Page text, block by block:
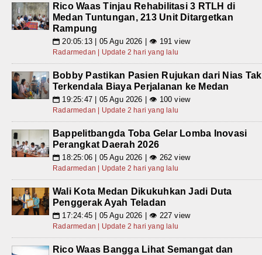
Rico Waas Tinjau Rehabilitasi 3 RTLH di
Medan Tuntungan, 213 Unit Ditargetkan
Rampung
📅 20:05:13 | 05 Agu 2026 | 👁 191 view
Radarmedan | Update 2 hari yang lalu
Bobby Pastikan Pasien Rujukan dari Nias Tak
Terkendala Biaya Perjalanan ke Medan
📅 19:25:47 | 05 Agu 2026 | 👁 100 view
Radarmedan | Update 2 hari yang lalu
Bappelitbangda Toba Gelar Lomba Inovasi
Perangkat Daerah 2026
📅 18:25:06 | 05 Agu 2026 | 👁 262 view
Radarmedan | Update 2 hari yang lalu
Wali Kota Medan Dikukuhkan Jadi Duta
Penggerak Ayah Teladan
📅 17:24:45 | 05 Agu 2026 | 👁 227 view
Radarmedan | Update 2 hari yang lalu
Rico Waas Bangga Lihat Semangat dan